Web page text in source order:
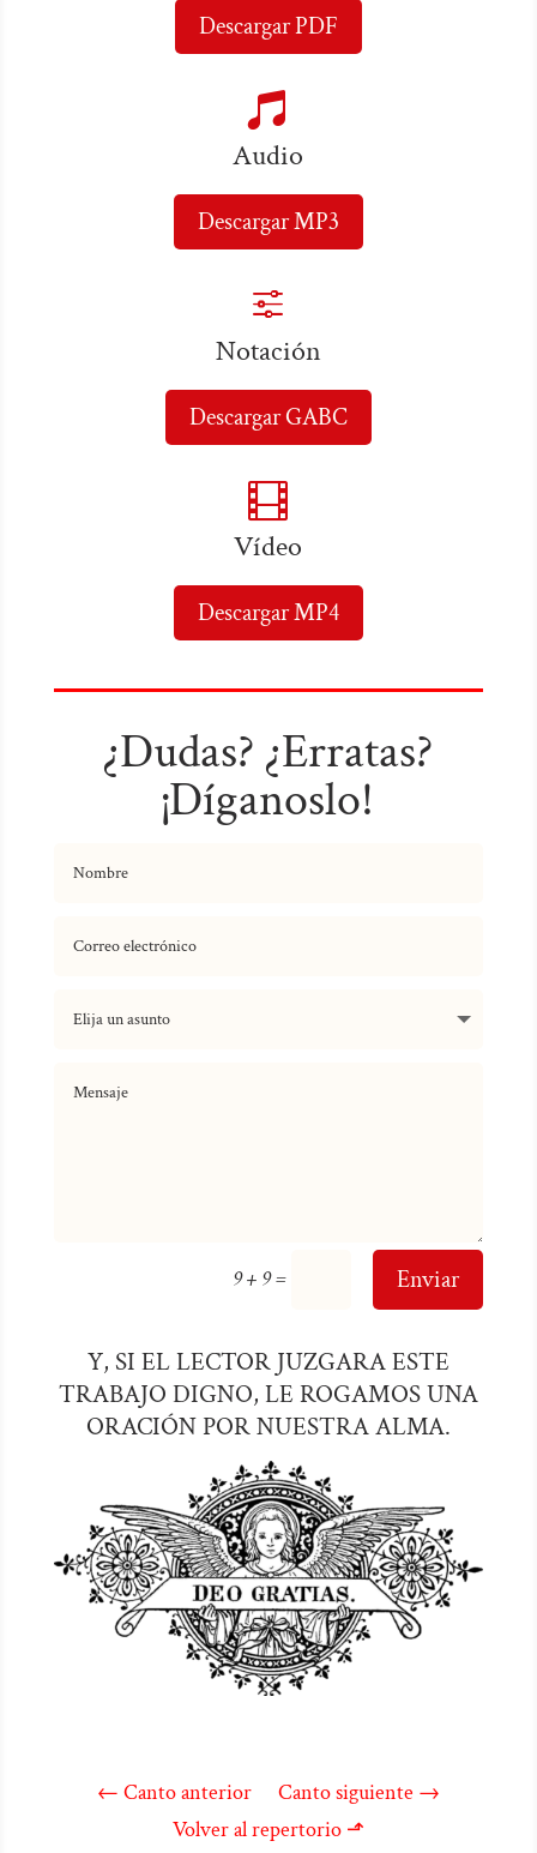
Descargar PDF

Audio
Descargar MP3
f
Notación
Descargar GABC

Vídeo
Descargar MP4
¿Dudas? ¿Erratas?
¡Díganoslo!
9 + 9= Enviar
Y, SI EL LECTOR JUZGARA ESTE
TRABAJO DIGNO, LE ROGAMOS UNA
ORACIÓN POR NUESTRA ALMA.
← Canto anterior Canto siguiente →
Volver al repertorio ⬏